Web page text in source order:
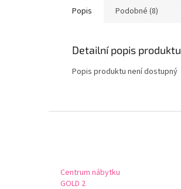
Popis Podobné (8)
Detailní popis produktu
Popis produktu není dostupný
Centrum nábytku
GOLD 2